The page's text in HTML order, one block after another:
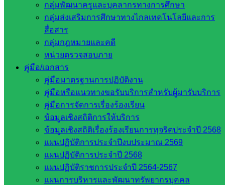
กลุ่มพัฒนาครูและบุคลากรทางการศึกษา
กลุ่มส่งเสริมการศึกษาทางไกลเทคโนโลยีและการ
สื่อสาร
กลุ่มกฎหมายและคดี
หน่วยตรวจสอบภาย
คู่มือ/เอกสาร
คู่มือมาตรฐานการปฏิบัติงาน
คู่มือหรือแนวทางขอรับบริการสำหรับผู้มารับบริการ
คู่มือการจัดการเรื่องร้องเรียน
ข้อมูลเชิงสถิติการให้บริการ
ข้อมูลเชิงสถิติเรื่องร้องเรียนการทุจริตประจำปี 2568
แผนปฏิบัติการประจำปีงบประมาณ 2569
แผนปฏิบัติการประจำปี 2568
แผนปฏิบัติราชการประจำปี 2564-2567
แผนการบริหารและพัฒนาทรัพยากรบุคคล
วันพฤหัสบดีที่ 9 กุมภาพันธ์ 2566 ..เวลา 08.30 น. นายชัยนรินท์ ว
สอื้นรัมย์ ผู้อำนวยการสำนักงานเขตพื้นที่การศึกษาประถม
ศึกษาสระแก้ว เขต 2 พร้อมด้วย นายปรีดี โสโป รองผู้อำนวยการ
สำนักงานเขตพื้นที่การศึกษาประถมศึกษาสระแก้ว เขต 2 นาย
ทนงศักดิ์ คงเจริญสุข รองผู้อำนวยการสำนักงานเขตพื้นที่การ
ศึกษาประถมศึกษาสระแก้ว เขต 2 และเจ้าหน้าที่ผู้รับผิดชอบการ
รายงานตัวชี้วัดนโยบายเร่งด่วน (Quick Policy : QP) และตัวชี้วัด
แผนปฏิบัติราชการ (Action Plan : AP) เข้าร่วมการประชุมรูป
แบบออนไลน์ผ่านแอปพลิเคชัน ZOOM เรื่องการสร้างความ
เข้าใจการติดตาม ประเมินผลการบริหารและการจัดการศึกษา
ขั้นพื้นฐาน ของสำนักงานคณะกรรมการการศึกษาขั้นพื้นฐาน
ประจำปีงบประมาณ พ.ศ. 2566 ระหว่างวันที่ 9 – 10 กุมภาพันธ์
2566 เวลา 08.30 – 16.30 น. ณ ห้องประชุม Video Conference ชั้น
3 สำนักงานเขตพื้นที่การศึกษาประถมศึกษาสระแก้ว เขต 2